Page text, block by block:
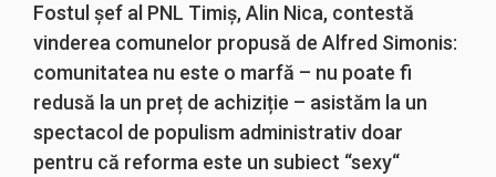
Fostul șef al PNL Timiș, Alin Nica, contestă
vinderea comunelor propusă de Alfred Simonis:
comunitatea nu este o marfă – nu poate fi
redusă la un preț de achiziție – asistăm la un
spectacol de populism administrativ doar
pentru că reforma este un subiect “sexy“